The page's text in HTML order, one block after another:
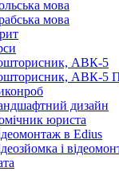
мова
мова
АВК-5
АВК-5
дизайн
юриста
в Edius
і